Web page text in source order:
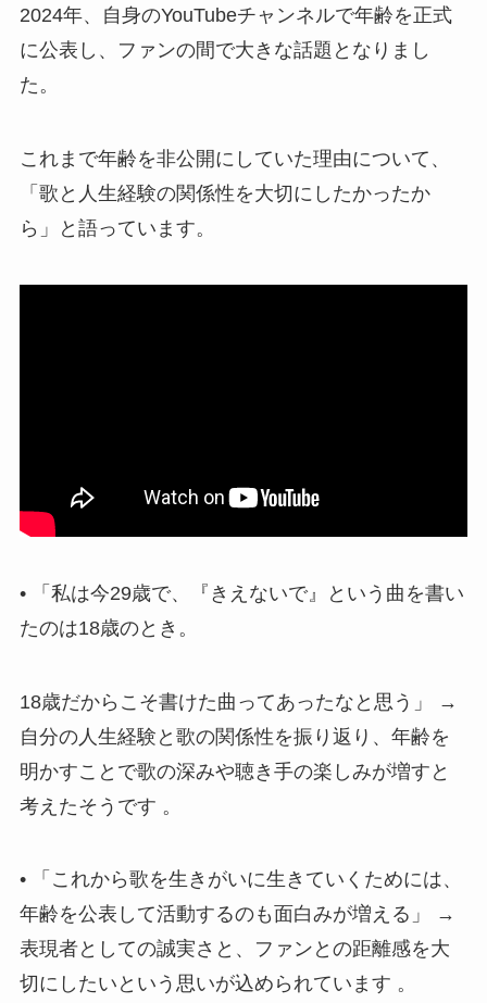
2024年、自身のYouTubeチャンネルで年齢を正式
に公表し、ファンの間で大きな話題となりまし
た。
これまで年齢を非公開にしていた理由について、
「歌と人生経験の関係性を大切にしたかったか
ら」と語っています。
• 「私は今29歳で、『きえないで』という曲を書い
たのは18歳のとき。
18歳だからこそ書けた曲ってあったなと思う」 →
自分の人生経験と歌の関係性を振り返り、年齢を
明かすことで歌の深みや聴き手の楽しみが増すと
考えたそうです 。
• 「これから歌を生きがいに生きていくためには、
年齢を公表して活動するのも面白みが増える」 →
表現者としての誠実さと、ファンとの距離感を大
切にしたいという思いが込められています 。